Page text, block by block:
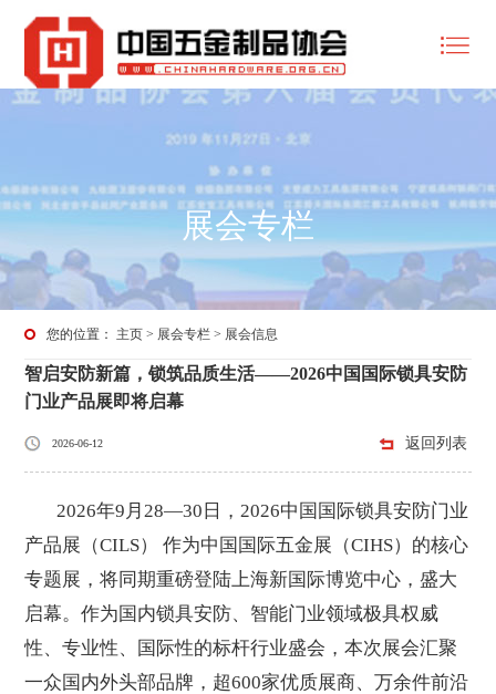
展会专栏
您的位置： 主页 > 展会专栏 > 展会信息
智启安防新篇，锁筑品质生活——2026中国国际锁具安防
门业产品展即将启幕
2026-06-12 返回列表
2026年9月28—30日，2026中国国际锁具安防门业
产品展（CILS） 作为中国国际五金展（CIHS）的核心
专题展，将同期重磅登陆上海新国际博览中心，盛大
启幕。作为国内锁具安防、智能门业领域极具权威
性、专业性、国际性的标杆行业盛会，本次展会汇聚
一众国内外头部品牌，超600家优质展商、万余件前沿